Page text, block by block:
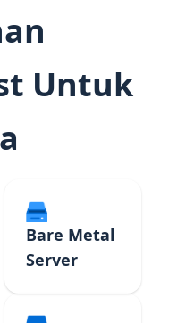
Untuk
Bare Metal
Server